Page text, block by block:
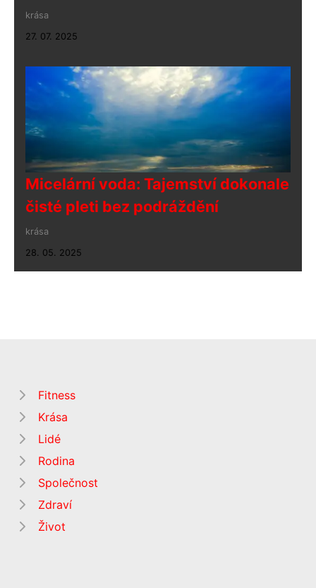
krása
27. 07. 2025
Micelární voda: Tajemství dokonale
čisté pleti bez podráždění
krása
28. 05. 2025
Fitness
Krása
Lidé
Rodina
Společnost
Zdraví
Život